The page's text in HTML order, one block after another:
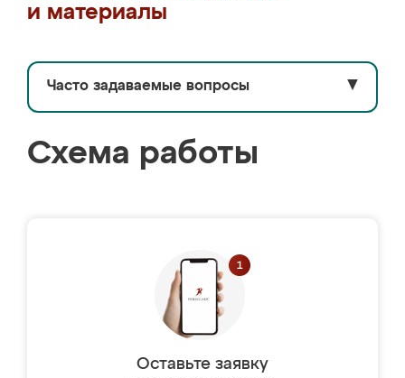
и материалы
Часто задаваемые вопросы ▼
Схема работы
Оставьте заявку